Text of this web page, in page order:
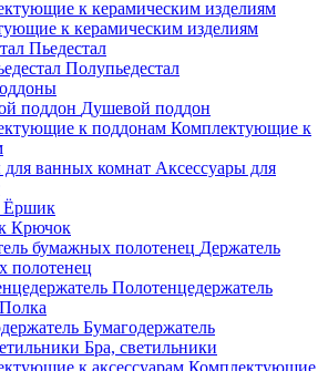
к керамическим изделиям
Пьедестал
Полупьедестал
Душевой поддон
Комплектующие к
Аксессуары для
Ёршик
Крючок
Держатель
полотенец
Полотенцедержатель
Полка
Бумагодержатель
Бра, светильники
Комплектующие